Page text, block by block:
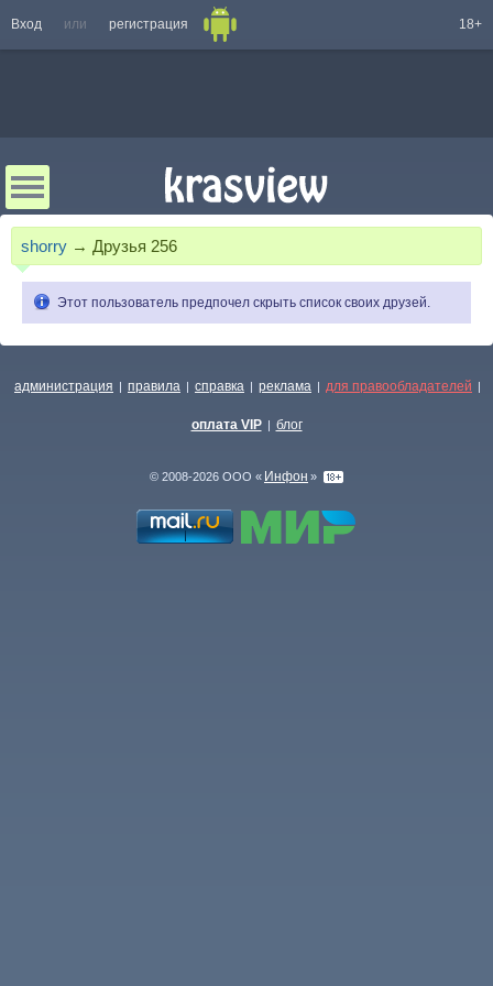
Вход или регистрация 18+
shorry → Друзья 256
Этот пользователь предпочел скрыть список своих друзей.
администрация | правила | справка | реклама | для правообладателей |
оплата VIP | блог
© 2008-2026 ООО « Инфон »